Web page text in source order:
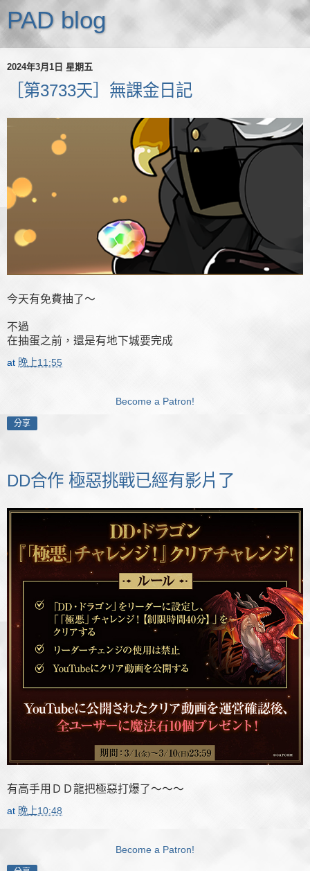
PAD blog
2024年3月1日 星期五
［第3733天］無課金日記
今天有免費抽了～
不過
在抽蛋之前，還是有地下城要完成
at 晚上11:55
Become a Patron!
分享
DD合作 極惡挑戰已經有影片了
有高手用ＤＤ龍把極惡打爆了～～～
at 晚上10:48
Become a Patron!